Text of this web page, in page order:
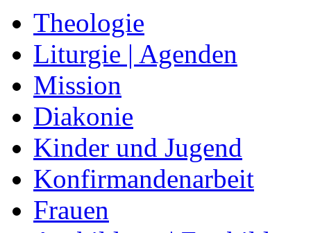
Theologie
Liturgie | Agenden
Mission
Diakonie
Kinder und Jugend
Konfirmandenarbeit
Frauen